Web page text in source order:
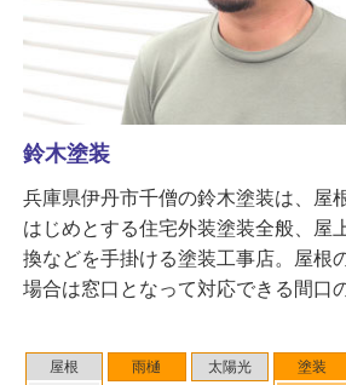
屋根
雨樋 太陽光
塗装
鈴木塗装
兵庫県伊丹市千僧の鈴木塗装は、屋
はじめとする住宅外装塗装全般、屋
換などを手掛ける塗装工事店。屋根
場合は窓口となって対応できる間口